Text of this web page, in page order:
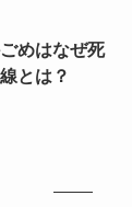
めはなぜ死
とは？